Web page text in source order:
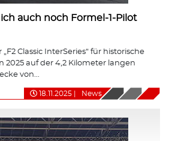
ich auch noch Formel-1-Pilot
Classic InterSeries“ für historische
2025 auf der 4,2 Kilometer langen
von...
18.11.2025 News